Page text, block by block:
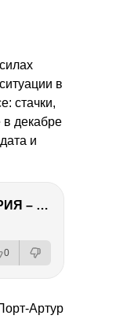
в
стачки,
в декабре
и
КАБАРДИНО-БАЛКАРИЯ – ПУТЕШЕСТВИЕ НА КАВКАЗ часть 3
0
Артур